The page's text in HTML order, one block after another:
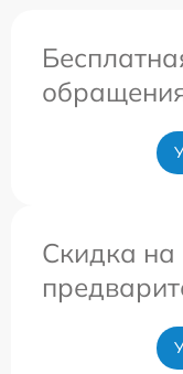
Скидка на